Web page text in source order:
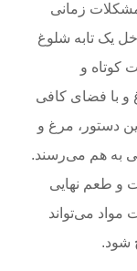
زمانی
یک تابه شلوغ
کوتاه و
و با فضای کافی
دستور، مرغ و
به هم می‌رسند.
و طعم نهایی
می‌تواند
شود.